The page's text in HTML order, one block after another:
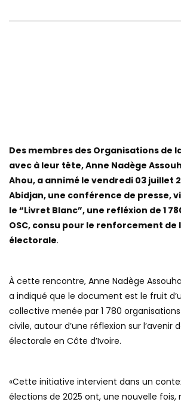
Des membres des Organisations de
avec à leur tête, Anne Nadège
Ahou, a annimé le vendredi 03 juillet
Abidjan, une conférence de presse,
le “Livret Blanc”, une refléxion de 1
OSC, consu pour le renforcement
électorale.
À cette rencontre, Anne Nadège
a indiqué que le document est le fruit
collective menée par 1 780
civile, autour d’une réflexion sur l’avenir
électorale en Côte d’Ivoire.
«Cette initiative intervient dans un
élections de 2025 ont, une nouvelle fois,